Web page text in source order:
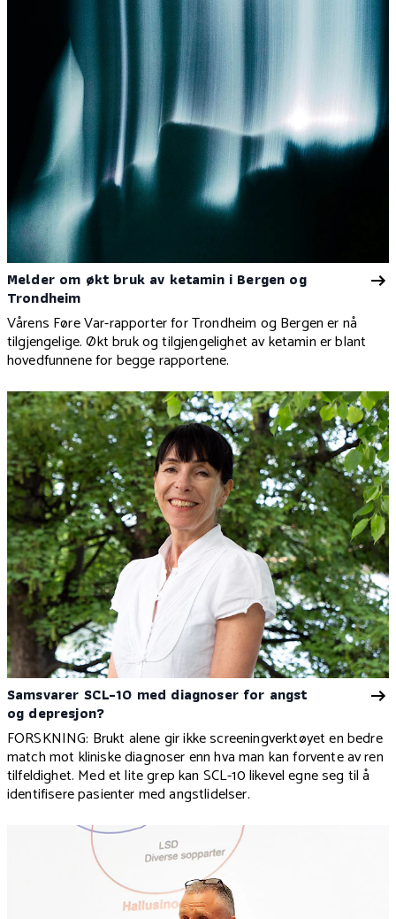
Melder om økt bruk av ketamin i Bergen og
Trondheim
Vårens Føre Var-rapporter for Trondheim og Bergen er nå
tilgjengelige. Økt bruk og tilgjengelighet av ketamin er blant
hovedfunnene for begge rapportene.
Samsvarer SCL-10 med diagnoser for angst
og depresjon?
FORSKNING: Brukt alene gir ikke screeningverktøyet en bedre
matchmot kliniske diagnoser enn hva man kan forvente av ren
tilfeldighet. Med et lite grep kan SCL-10 likevel egne seg til å
identifisere pasienter med angstlidelser.